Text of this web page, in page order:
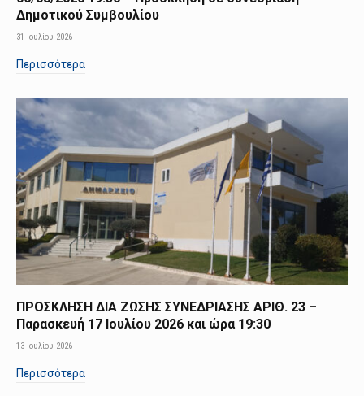
Δημοτικού Συμβουλίου
31 Ιουλίου 2026
Περισσότερα
ΠΡΟΣΚΛΗΣΗ ΔΙΑ ΖΩΣΗΣ ΣΥΝΕΔΡΙΑΣΗΣ ΑΡΙΘ. 23 –
Παρασκευή 17 Ιουλίου 2026 και ώρα 19:30
13 Ιουλίου 2026
Περισσότερα